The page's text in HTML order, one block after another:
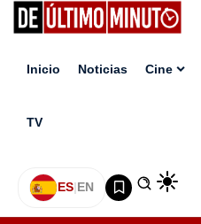
Inicio Noticias Cine
TV
ES|EN